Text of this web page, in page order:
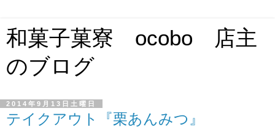
和菓子菓寮 ocobo 店主
のブログ
2014年9月13日土曜日
テイクアウト『栗あんみつ』